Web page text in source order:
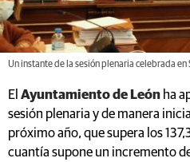
Un instante de la sesión plenaria celebrada en
El Ayuntamiento de León ha
sesión plenaria y de manera
próximo año, que supera los
cuantía supone un incremento